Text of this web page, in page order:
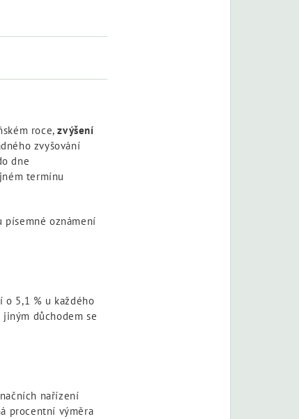
roce,zvýšení
zvyšování
dne
termínu
oznámení
o 5,1 % u každého
důchodem se
nařízení
procentní výměra